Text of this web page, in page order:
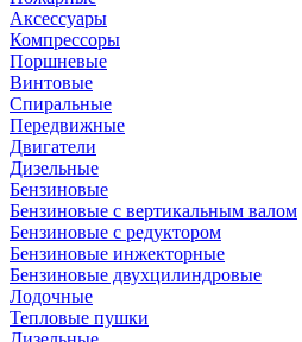
Аксессуары
Компрессоры
Поршневые
Винтовые
Спиральные
Передвижные
Двигатели
Дизельные
Бензиновые
Бензиновые с вертикальным валом
Бензиновые с редуктором
Бензиновые инжекторные
Бензиновые двухцилиндровые
Лодочные
Тепловые пушки